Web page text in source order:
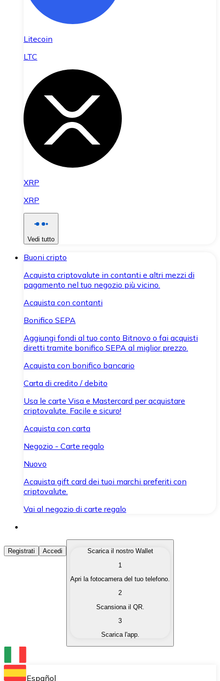
Litecoin
LTC
XRP
XRP
Vedi tutto
Buoni cripto
Acquista criptovalute in contanti e altri mezzi di
pagamento nel tuo negozio più vicino.
Acquista con contanti
Bonifico SEPA
Aggiungi fondi al tuo conto Bitnovo o fai acquisti
diretti tramite bonifico SEPA al miglior prezzo.
Acquista con bonifico bancario
Carta di credito / debito
Usa le carte Visa e Mastercard per acquistare
criptovalute. Facile e sicuro!
Acquista con carta
Negozio - Carte regalo
Nuovo
Acquista gift card dei tuoi marchi preferiti con
criptovalute.
Vai al negozio di carte regalo
Acquista Criptovalute
Acquista le criptovalute che ti interessano in modo
Converti le tue criptovalute in valuta fiat quando ne
Scambia una criptovaluta con un'altra
Conserva le tue cripto in un Wallet self-custodial.
Registrati Accedi
Scarica il nostro Wallet
1
Apri la fotocamera del tuo telefono.
2
Scansiona il QR.
3
Scarica l'app.
Español